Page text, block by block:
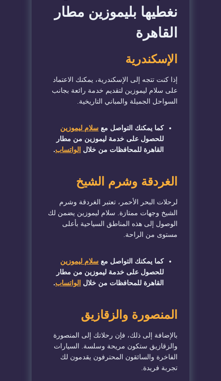
نغطيها بليموزين مطار
القاهرة
الإسكندرية
إذا كنت تتجه إلى الإسكندرية، يمكنك الاعتماد
على سلام ليموزين لتقديم خدمة رائعة بجانب
السواحل الجميلة والمباني التاريخية.
كما يمكنك التواصل مع سلام ليموزين
للحصول على خدمة ليموزين من مطار
القاهرة للمحافظات من خلال الواتساب.
الغردقة وشرم الشيخ
لرحلات البحر الأحمر، تعتبر الغردقة وشرم
الشيخ وجهات ممتازة. سلام ليموزين يضمن لك
الوصول إلى هذه المناطق السياحية بأعلى
مستوى من الراحة.
كما يمكنك التواصل مع سلام ليموزين
للحصول على خدمة ليموزين من مطار
القاهرة للمحافظات من خلال الواتساب.
المنصورة والزقازيق
بالإضافة إلى ذلك، فإن رحلاتك إلى المنصورة
والزقازيق ستكون مريحة وسلسة. السيارات
الفاخرة والسائقون المحترفون يقدمون لك
تجربة فريدة.